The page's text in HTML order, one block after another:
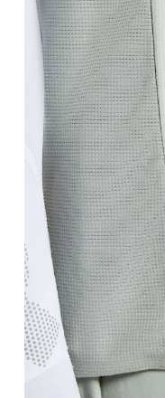
Poitrine
Prenez la
Taille
Mesurez
Hanches
Mesurez